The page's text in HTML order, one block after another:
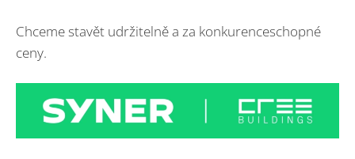
Chceme stavět udržitelně a za konkurenceschopné
ceny.